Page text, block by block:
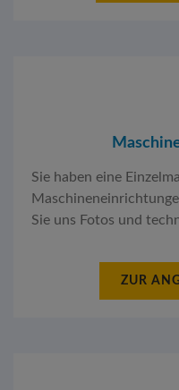
Sie haben eine
Sie uns Fotos und
ZUR